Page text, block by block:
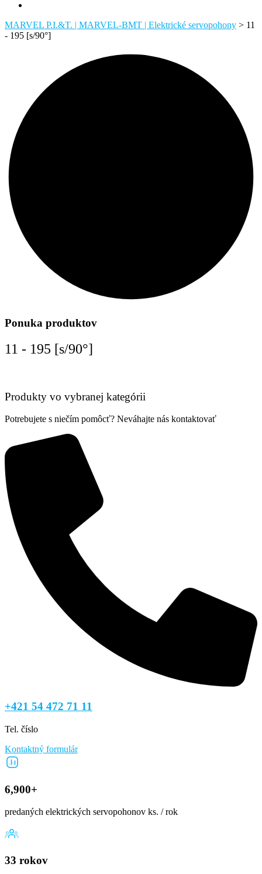
MARVEL P.I.&T. | MARVEL-BMT | Elektrické servopohony > 11
- 195 [s/90°]
Ponuka produktov
11 - 195 [s/90°]
Produkty vo vybranej kategórii
Potrebujete s niečím pomôcť? Neváhajte nás kontaktovať
+421 54 472 71 11
Tel. číslo
Kontaktný formulár
6,900+
predaných elektrických servopohonov ks. / rok
33 rokov